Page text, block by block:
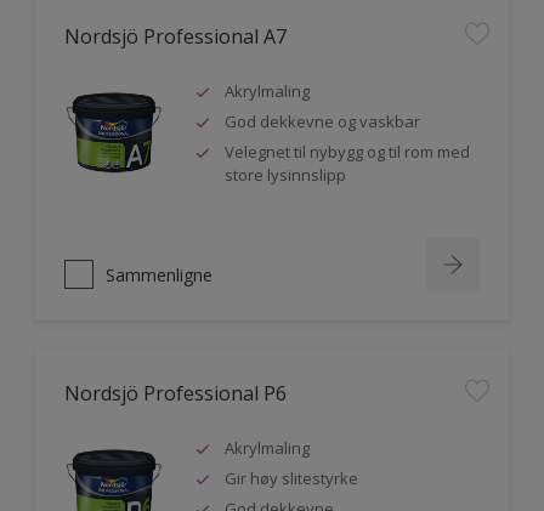
Nordsjö Professional A7
Akrylmaling
God dekkevne og vaskbar
Velegnet til nybygg og til rom med
store lysinnslipp
Sammenligne
Nordsjö Professional P6
Akrylmaling
Gir høy slitestyrke